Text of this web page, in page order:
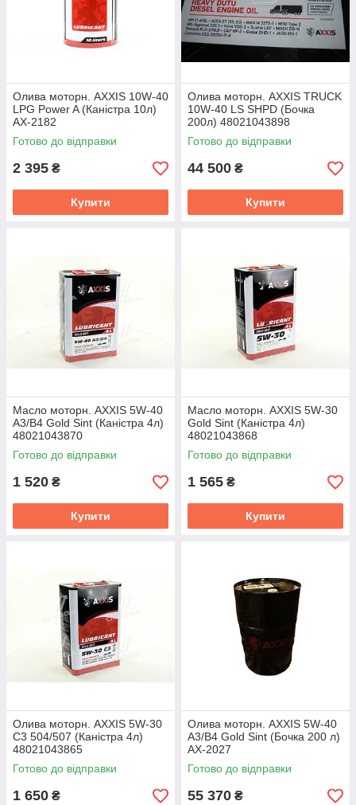
Олива моторн. AXXIS 10W-40
LPG Power A (Каністра 10л)
AX-2182
Готово до відправки
2 395 ₴
Купити
Олива моторн. AXXIS TRUCK
10W-40 LS SHPD (Бочка
200л) 48021043898
Готово до відправки
44 500 ₴
Купити
Масло моторн. AXXIS 5W-40
A3/B4 Gold Sint (Каністра 4л)
48021043870
Готово до відправки
1 520 ₴
Купити
Масло моторн. AXXIS 5W-30
Gold Sint (Каністра 4л)
48021043868
Готово до відправки
1 565 ₴
Купити
Олива моторн. AXXIS 5W-30
C3 504/507 (Каністра 4л)
48021043865
Готово до відправки
1 650 ₴
Олива моторн. AXXIS 5W-40
A3/B4 Gold Sint (Бочка 200 л)
AX-2027
Готово до відправки
55 370 ₴